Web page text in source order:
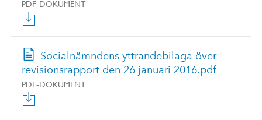
PDF-DOKUMENT
Socialnämndens yttrandebilaga över
revisionsrapport den 26 januari 2016.pdf
PDF-DOKUMENT